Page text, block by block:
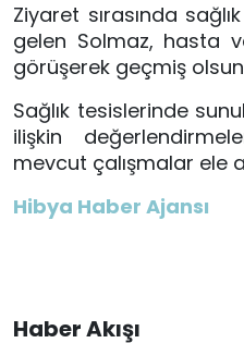
Ziyaret sırasında
gelen Solmaz, hasta
görüşerek geçmiş
Sağlık tesislerinde
ilişkin
mevcut çalışmalar ele
Hibya Haber Ajansı
Haber Akışı